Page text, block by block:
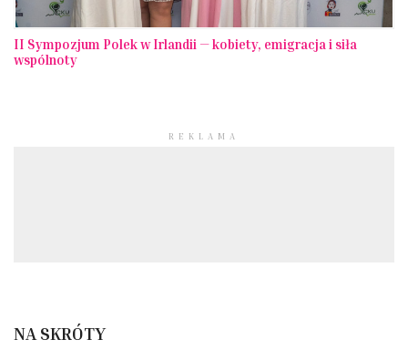
II Sympozjum Polek w Irlandii — kobiety, emigracja i siła
wspólnoty
REKLAMA
NA SKRÓTY